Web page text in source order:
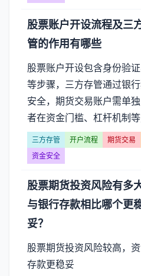
股票账户开设流程及三
管的作用有哪些
股票账户开设包含身份验
等步骤，三方存管通过银
安全，期货交易账户需单
者在资金门槛、杠杆机制
三方存管 开户流程 期货交易
资金安全
股票期货投资风险有多
与银行存款相比哪个更
妥？
股票期货投资风险较高，
存款更稳妥